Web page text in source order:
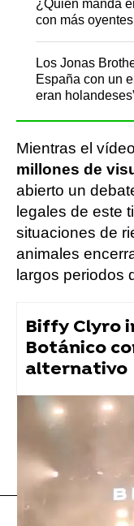
¿Quién manda
con más
Los Jonas
España con un
eran
Mientras el vídeo
millones de
abierto un
legales de este
situaciones de
animales
largos periodos
Biffy Clyro
Botánico
alternativo
Omar Montes
Flooxer Now » Música